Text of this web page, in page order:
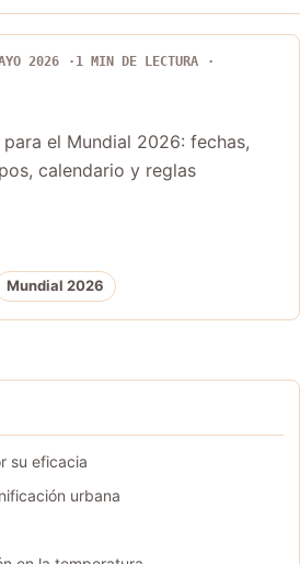
su eficacia
urbana
2026
1 MIN DE LECTURA
el Mundial 2026: fechas,
calendario y reglas
Mundial 2026